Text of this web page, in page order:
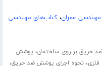
عمران،کتاب‌های مهندسی
حریق بر روی ساختمان، پوشش
،نحوه اجرای پوشش ضد حریق،